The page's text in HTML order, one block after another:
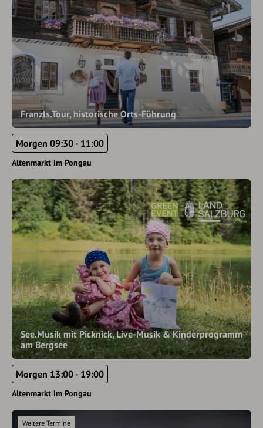
Franzls.Tour, historische Orts-Führung
Morgen 09:30 - 11:00
Altenmarkt im Pongau
See.Musik mit Picknick, Live-Musik & Kinderprogramm
am Bergsee
Morgen 13:00 - 19:00
Altenmarkt im Pongau
Weitere Termine